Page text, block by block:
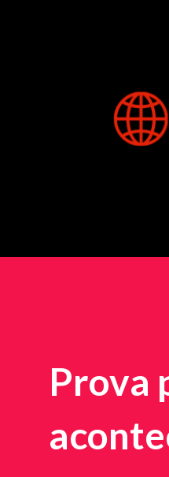
Prova